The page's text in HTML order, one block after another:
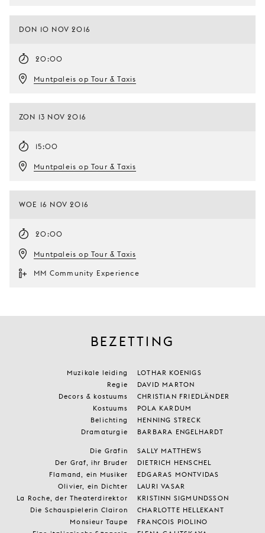
DON 10 NOV 2016
20:00
Muntpaleis op Tour & Taxis
ZON 13 NOV 2016
15:00
Muntpaleis op Tour & Taxis
WOE 16 NOV 2016
20:00
Muntpaleis op Tour & Taxis
MM Community Experience
BEZETTING
Muzikale leiding
LOTHAR KOENIGS
Regie
DAVID MARTON
Decors & kostuums
CHRISTIAN FRIEDLÄNDER
Kostuums
POLA KARDUM
Belichting
HENNING STRECK
Dramaturgie
BARBARA ENGELHARDT
Die Gräfin
SALLY MATTHEWS
Der Graf, ihr Bruder
DIETRICH HENSCHEL
Flamand, ein Musiker
EDGARAS MONTVIDAS
Olivier, ein Dichter
LAURI VASAR
La Roche, der Theaterdirektor
KRISTINN SIGMUNDSSON
Die Schauspielerin Clairon
CHARLOTTE HELLEKANT
Monsieur Taupe
FRANÇOIS PIOLINO